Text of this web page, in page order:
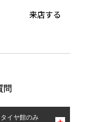
問
イヤ館のみ